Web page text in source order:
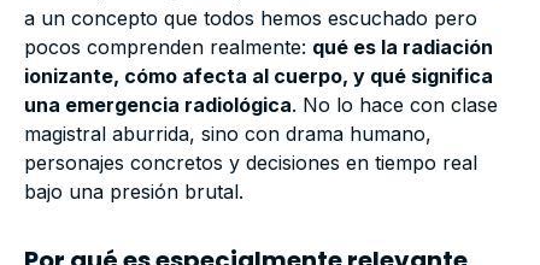
a un concepto que todos hemos escuchado pero
pocos comprenden realmente: qué es la radiación
ionizante, cómo afecta al cuerpo, y qué significa
una emergencia radiológica. No lo hace con clase
magistral aburrida, sino con drama humano,
personajes concretos y decisiones en tiempo real
bajo una presión brutal.